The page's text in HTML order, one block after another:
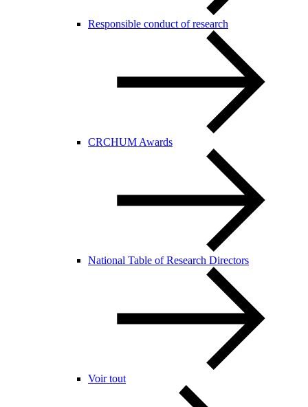
Responsible conduct of research
CRCHUM Awards
National Table of Research Directors
Voir tout